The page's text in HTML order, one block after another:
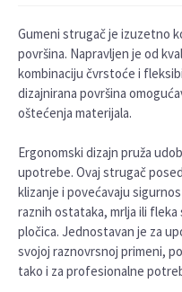
Gumeni strugač je izuzetno
površina. Napravljen je od
kombinaciju čvrstoće i
dizajnirana površina
oštećenja materijala.
Ergonomski dizajn pruža
upotrebe. Ovaj strugač
klizanje i povećavaju
raznih ostataka, mrlja ili
pločica. Jednostavan je za
svojoj raznovrsnoj primeni,
tako i za profesionalne